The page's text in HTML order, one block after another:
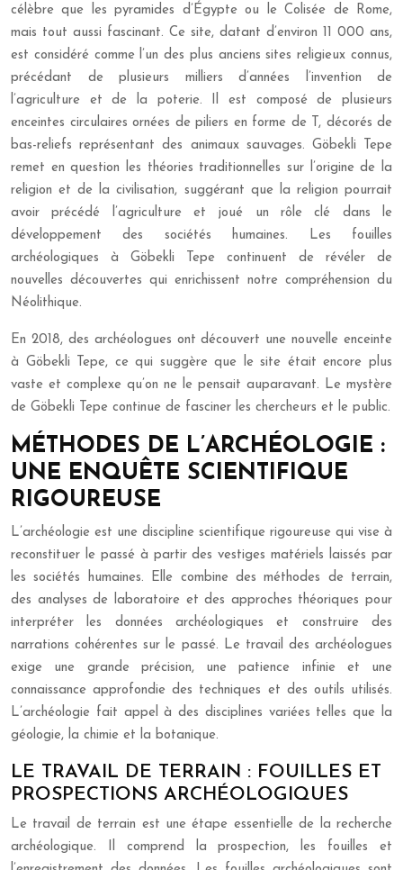
célèbre que les pyramides d’Égypte ou le Colisée de Rome,
mais tout aussi fascinant. Ce site, datant d’environ 11 000 ans,
est considéré comme l’un des plus anciens sites religieux connus,
précédant de plusieurs milliers d’années l’invention de
l’agriculture et de la poterie. Il est composé de plusieurs
enceintes circulaires ornées de piliers en forme de T, décorés de
bas-reliefs représentant des animaux sauvages. Göbekli Tepe
remet en question les théories traditionnelles sur l’origine de la
religion et de la civilisation, suggérant que la religion pourrait
avoir précédé l’agriculture et joué un rôle clé dans le
développement des sociétés humaines. Les fouilles
archéologiques à Göbekli Tepe continuent de révéler de
nouvelles découvertes qui enrichissent notre compréhension du
Néolithique.
En 2018, des archéologues ont découvert une nouvelle enceinte
à Göbekli Tepe, ce qui suggère que le site était encore plus
vaste et complexe qu’on ne le pensait auparavant. Le mystère
de Göbekli Tepe continue de fasciner les chercheurs et le public.
MÉTHODES DE L’ARCHÉOLOGIE :
UNE ENQUÊTE SCIENTIFIQUE
RIGOUREUSE
L’archéologie est une discipline scientifique rigoureuse qui vise à
reconstituer le passé à partir des vestiges matériels laissés par
les sociétés humaines. Elle combine des méthodes de terrain,
des analyses de laboratoire et des approches théoriques pour
interpréter les données archéologiques et construire des
narrations cohérentes sur le passé. Le travail des archéologues
exige une grande précision, une patience infinie et une
connaissance approfondie des techniques et des outils utilisés.
L’archéologie fait appel à des disciplines variées telles que la
géologie, la chimie et la botanique.
LE TRAVAIL DE TERRAIN : FOUILLES ET
PROSPECTIONS ARCHÉOLOGIQUES
Le travail de terrain est une étape essentielle de la recherche
archéologique. Il comprend la prospection, les fouilles et